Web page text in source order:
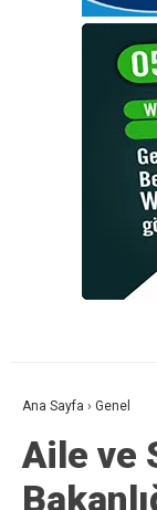
Ana Sayfa › Genel
Aile ve